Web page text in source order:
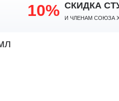
10% СКИДКА
И членам Союза